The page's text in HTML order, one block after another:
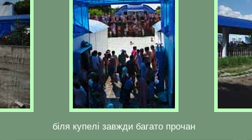
біля купелі завжди багато прочан